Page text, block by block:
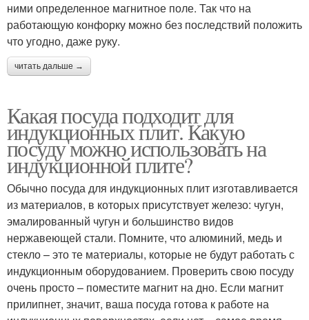
ними определенное магнитное поле. Так что на
работающую конфорку можно без последствий положить
что угодно, даже руку.
читать дальше →
Какая посуда подходит для
индукционных плит. Какую
посуду можно использовать на
индукционной плите?
Обычно посуда для индукционных плит изготавливается
из материалов, в которых присутствует железо: чугун,
эмалированный чугун и большинство видов
нержавеющей стали. Помните, что алюминий, медь и
стекло – это те материалы, которые не будут работать с
индукционным оборудованием. Проверить свою посуду
очень просто – поместите магнит на дно. Если магнит
прилипнет, значит, ваша посуда готова к работе на